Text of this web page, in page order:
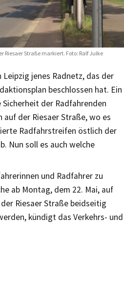
Riesaer Straße markiert. Foto: Ralf Julke
jenes Radnetz, das der
beschlossen hat. Ein
der Radfahrenden
auf der Riesaer Straße, wo es
Radfahrstreifen östlich der
Nun soll es auch welche
und Radfahrer zu
ab Montag, dem 22. Mai, auf
Riesaer Straße beidseitig
kündigt das Verkehrs- und